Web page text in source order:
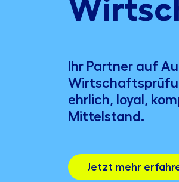
Ihr Partner auf
ehrlich, loyal,
Mittelstand.
Jetzt mehr